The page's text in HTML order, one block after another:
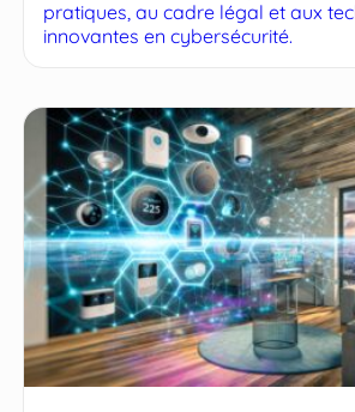
pratiques, au cadre légal et aux
innovantes en cybersécurité.